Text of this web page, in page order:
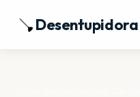
Desentupidora